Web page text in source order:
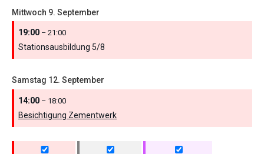
Mittwoch 9. September
19:00 – 21:00
Stationsausbildung 5/8
Samstag 12. September
14:00 – 18:00
Besichtigung Zementwerk